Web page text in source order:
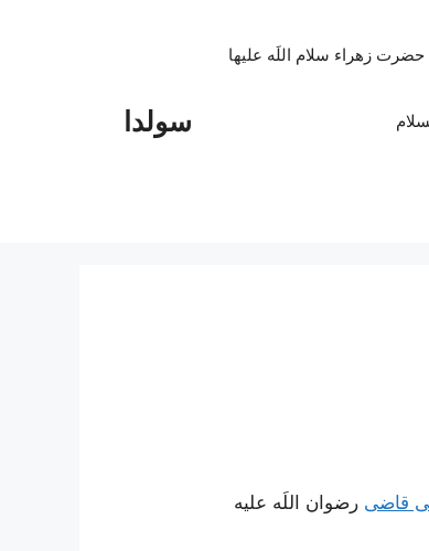
سولدا
زهراء سلام اللَه علیها
قاضی رضوان اللَه علیه